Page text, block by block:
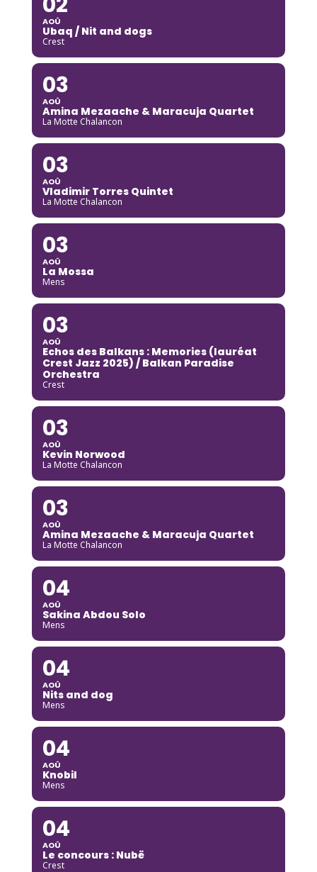
AOÛ
Ubaq / Nit and dogs
Crest
03
AOÛ
Amina Mezaache & Maracuja Quartet
La Motte Chalancon
03
AOÛ
Vladimir Torres Quintet
La Motte Chalancon
03
AOÛ
La Mossa
Mens
03
AOÛ
Echos des Balkans : Memories (lauréat
Crest Jazz 2025) / Balkan Paradise
Orchestra
Crest
03
AOÛ
Kevin Norwood
La Motte Chalancon
03
AOÛ
Amina Mezaache & Maracuja Quartet
La Motte Chalancon
04
AOÛ
Sakina Abdou Solo
Mens
04
AOÛ
Nits and dog
Mens
04
AOÛ
Knobil
Mens
04
AOÛ
Le concours : Nubë
Crest